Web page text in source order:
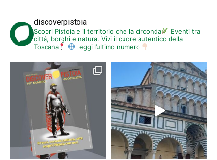
discoverpistoia
Scopri Pistoia e il territorio che la circonda
Eventi tra
città, borghi e natura. Vivi il cuore autentico della
Toscana
Leggi l’ultimo numero